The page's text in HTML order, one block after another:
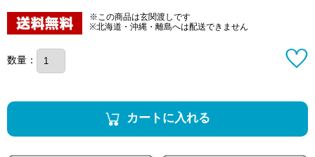
※この商品は玄関渡しです
※北海道・沖縄・離島へは配送できません
数量：
カートに入れる